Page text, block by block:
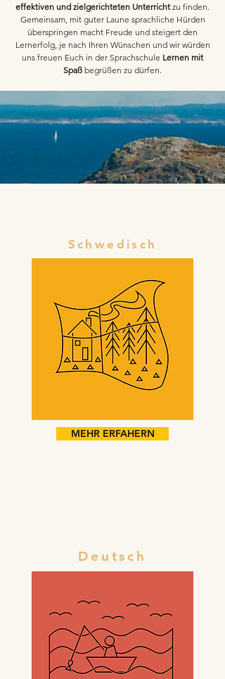
effektiven und zielgerichteten Unterrichtzu finden.
Gemeinsam, mit guter Laune sprachliche Hürden
überspringen macht Freude und steigert den
Lernerfolg, je nach Ihren Wünschen und wir würden
uns freuen Euch in der Sprachschule Lernen mit
Spaß begrüßen zu dürfen.
Schwedisch
MEHR ERFAHERN
Deutsch